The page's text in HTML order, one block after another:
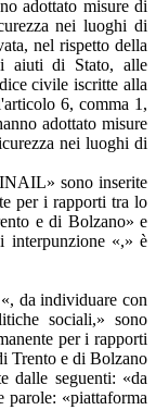
adottato misure di
nei luoghi di
nel rispetto della
aiuti di Stato, alle
civile iscritte alla
6, comma 1,
adottato misure
nei luoghi di
sono inserite
per i rapporti tra lo
e di Bolzano» e
interpunzione «,» è
da individuare con
sociali,» sono
per i rapporti
Trento e di Bolzano
dalle seguenti: «da
parole: «piattaforma